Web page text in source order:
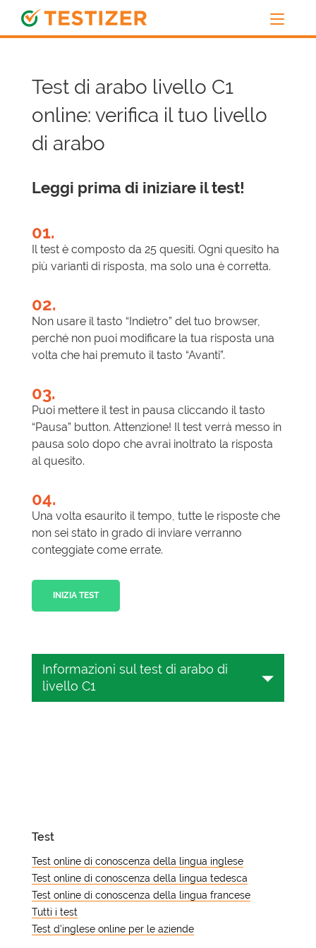
Test di arabo livello C1
online: verifica il tuo livello
di arabo
Leggi prima di iniziare il test!
01.
Il test è composto da 25 quesiti. Ogni quesito ha
più varianti di risposta, ma solo una è corretta.
02.
Non usare il tasto “Indietro” del tuo browser,
perché non puoi modificare la tua risposta una
volta che hai premuto il tasto “Avanti”.
03.
Puoi mettere il test in pausa cliccando il tasto
“Pausa” button. Attenzione! Il test verrà messo in
pausa solo dopo che avrai inoltrato la risposta
al quesito.
04.
Una volta esaurito il tempo, tutte le risposte che
non sei stato in grado di inviare verranno
conteggiate come errate.
INIZIA TEST
Informazioni sul test di arabo di
livello C1
testare le vostre abilità in arabo, capire
il vostro livello di quadro CEFR e
migliorare la vostra competenza araba
avanzata. Che siate appassionati di
lingue, professionisti o studenti,
questa guida vi aiuterà ad affrontare il
Test
Test online di conoscenza della lingua inglese
Test online di conoscenza della lingua tedesca
Test online di conoscenza della lingua francese
Tutti i test
Test d'inglese online per le aziende